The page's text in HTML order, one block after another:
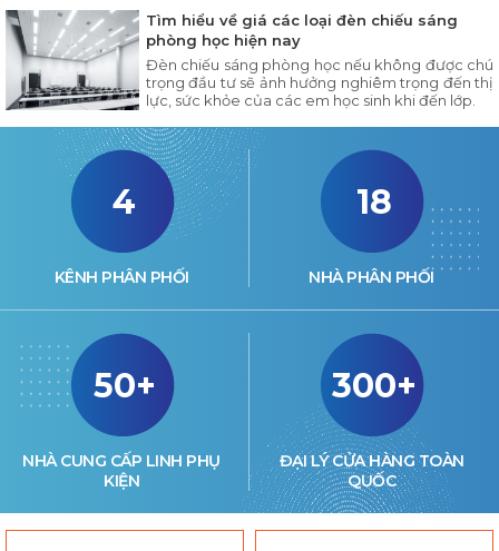
Tìm hiểu về giá các loại đèn chiếu sáng
phòng học hiện nay
Đèn chiếu sáng phòng học nếu không được chú
trọng đầu tư sẽ ảnh hưởng nghiêm trọng đến thị
lực, sức khỏe của các em học sinh khi đến lớp.
4
KÊNH PHÂN PHỐI
18
NHÀ PHÂN PHỐI
50+
NHÀ CUNG CẤP LINH PHỤ
KIỆN
300+
ĐẠI LÝ CỬA HÀNG TOÀN
QUỐC